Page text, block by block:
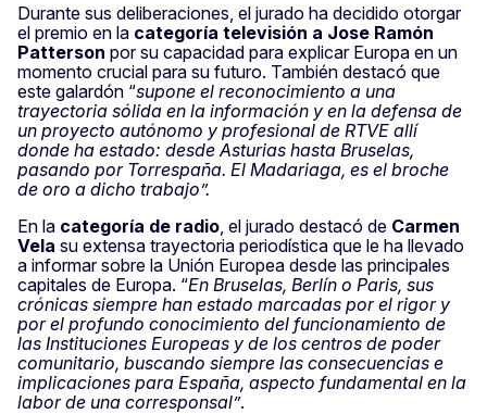
Durante sus deliberaciones, el jurado ha decidido otorgar
el premio en la categoría televisión a Jose Ramón
Patterson por su capacidad para explicar Europa en un
momento crucial para su futuro. También destacó que
este galardón “supone el reconocimiento a una
trayectoria sólida en la información y en la defensa de
un proyecto autónomo y profesional de RTVE allí
donde ha estado: desde Asturias hasta Bruselas,
pasando por Torrespaña. El Madariaga, es el broche
de oro a dicho trabajo”.
En la categoría de radio , el jurado destacó de Carmen
Vela su extensa trayectoria periodística que le ha llevado
a informar sobre la Unión Europea desde las principales
capitales de Europa. “En Bruselas, Berlín o Paris, sus
crónicas siempre han estado marcadas por el rigor y
por el profundo conocimiento del funcionamiento de
las Instituciones Europeas y de los centros de poder
comunitario, buscando siempre las consecuencias e
implicaciones para España, aspecto fundamental en la
labor de una corresponsal”.